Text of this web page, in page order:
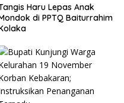
Haru Lepas Anak
di PPTQ Baiturrahim